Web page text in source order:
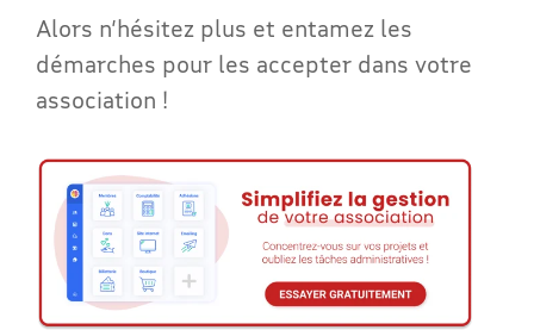
Alors n’hésitez plus et entamez les
démarches pour les accepter dans votre
association !